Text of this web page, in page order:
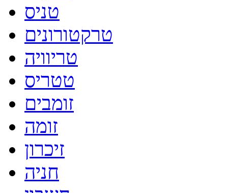
טניס
טרקטורונים
טריוויה
טטריס
זומבים
זומה
זיכרון
חניה